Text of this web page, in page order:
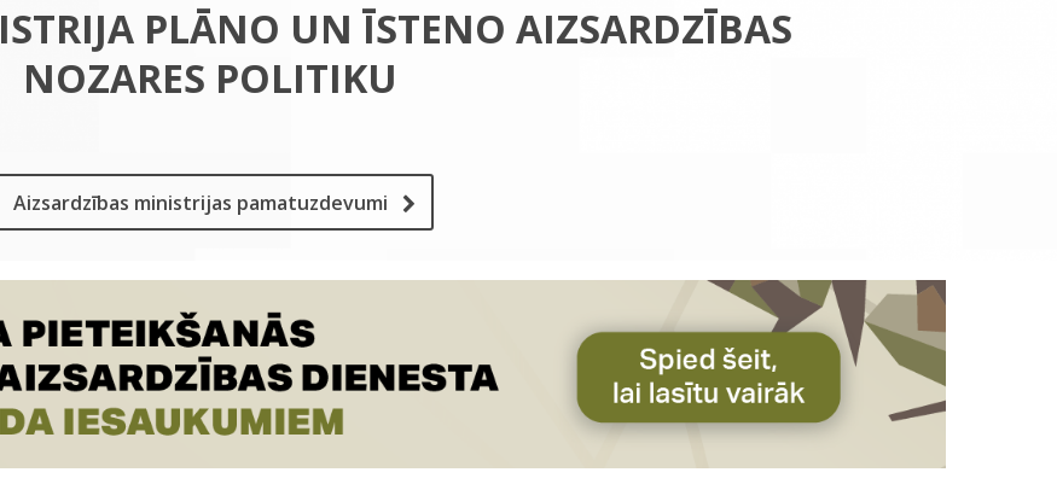
PLĀNO UN ĪSTENO AIZSARDZĪBAS
NOZARES POLITIKU
Aizsardzības ministrijas pamatuzdevumi